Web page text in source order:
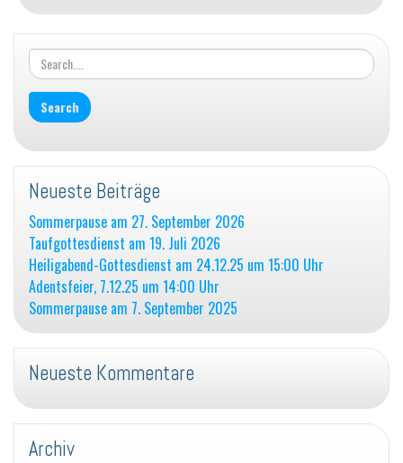
Neueste Beiträge
Sommerpause am 27. September 2026
Taufgottesdienst am 19. Juli 2026
Heiligabend-Gottesdienst am 24.12.25 um 15:00 Uhr
Adentsfeier, 7.12.25 um 14:00 Uhr
Sommerpause am 7. September 2025
Neueste Kommentare
Archiv